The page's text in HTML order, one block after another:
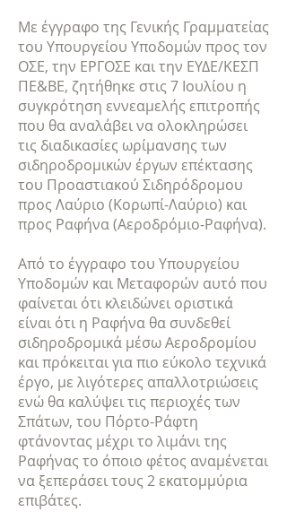
Με έγγραφο της Γενικής Γραμματείας
του Υπουργείου Υποδομών προς τον
ΟΣΕ, την ΕΡΓΟΣΕ και την ΕΥΔΕ/ΚΕΣΠ
ΠΕ&ΒΕ, ζητήθηκε στις 7 Ιουλίου η
συγκρότηση εννεαμελής επιτροπής
που θα αναλάβει να ολοκληρώσει
τις διαδικασίες ωρίμανσης των
σιδηροδρομικών έργων επέκτασης
του Προαστιακού Σιδηρόδρομου
προς Λαύριο (Κορωπί-Λαύριο) και
προς Ραφήνα (Αεροδρόμιο-Ραφήνα).
Από το έγγραφο του Υπουργείου
Υποδομών και Μεταφορών αυτό που
φαίνεται ότι κλειδώνει οριστικά
είναι ότι η Ραφήνα θα συνδεθεί
σιδηροδρομικά μέσω Αεροδρομίου
και πρόκειται για πιο εύκολο τεχνικά
έργο, με λιγότερες απαλλοτριώσεις
ενώ θα καλύψει τις περιοχές των
Σπάτων, του Πόρτο-Ράφτη
φτάνοντας μέχρι το λιμάνι της
Ραφήνας το όποιο φέτος αναμένεται
να ξεπεράσει τους 2 εκατομμύρια
επιβάτες.